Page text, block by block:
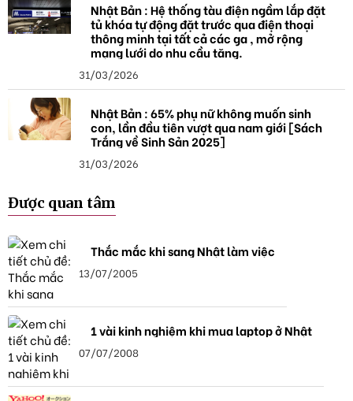
Nhật Bản : Hệ thống tàu điện ngầm lắp đặt
tủ khóa tự động đặt trước qua điện thoại
thông minh tại tất cả các ga , mở rộng
mạng lưới do nhu cầu tăng.
31/03/2026
Nhật Bản : 65% phụ nữ không muốn sinh
con, lần đầu tiên vượt qua nam giới [Sách
Trắng về Sinh Sản 2025]
31/03/2026
Được quan tâm
Thắc mắc khi sang Nhật làm việc
13/07/2005
1 vài kinh nghiệm khi mua laptop ở Nhật
07/07/2008